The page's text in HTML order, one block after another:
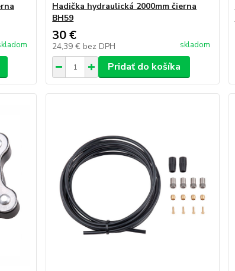
Hadička hydraulická 2000mm čierna
BH59
30 €
24,39 € bez DPH skladom
Pridať do košíka